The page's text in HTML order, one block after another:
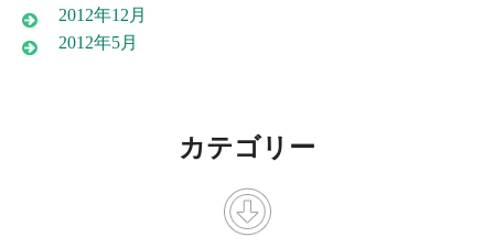
2012年12月
2012年5月
カテゴリー